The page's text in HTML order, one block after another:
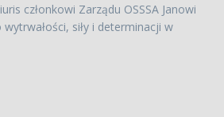
członkowi Zarządu OSSSA Janowi
siły i determinacji w